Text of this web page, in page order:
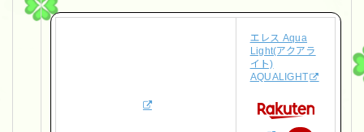
エレス Aqua
Light(アクアラ
イト)
AQUALIGHT